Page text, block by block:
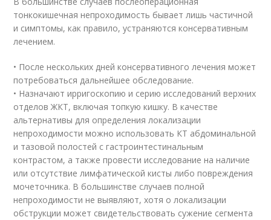
тонкокишечная непроходимость бывает лишь частичной
и симптомы, как правило, устраняются консервативным
лечением.
• После нескольких дней консервативного лечения может
потребоваться дальнейшее обследование.
• Назначают ирригоскопию и серию исследований верхних
отделов ЖКТ, включая топкую кишку. В качестве
альтернативы для определения локализации
непроходимости можно использовать КТ абдоминальной
и тазовой полостей с гастроинтестинальным
контрастом, а также провести исследование на наличие
или отсутствие лимфатической кисты либо повреждения
мочеточника. В большинстве случаев полной
непроходимости не выявляют, хотя о локализации
обструкции может свидетельствовать сужение сегмента